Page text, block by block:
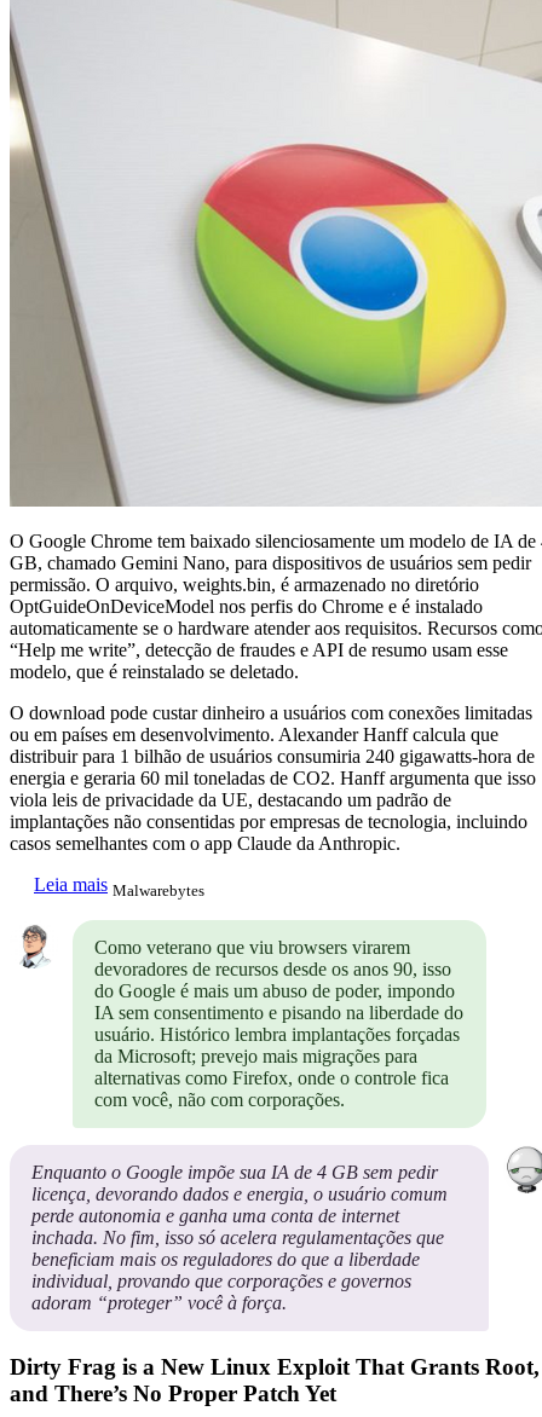
O Google Chrome tem baixado silenciosamente um modelo de IA de
GB, chamado Gemini Nano, para dispositivos de usuários sem pedir
permissão. O arquivo, weights.bin, é armazenado no diretório
OptGuideOnDeviceModel nos perfis do Chrome e é instalado
automaticamente se o hardware atender aos requisitos. Recursos
“Help me write”, detecção de fraudes e API de resumo usam esse
modelo, que é reinstalado se deletado.
O download pode custar dinheiro a usuários com conexões limitadas
ou em países em desenvolvimento. Alexander Hanff calcula que
distribuir para 1 bilhão de usuários consumiria 240 gigawatts-hora de
energia e geraria 60 mil toneladas de CO2. Hanff argumenta que isso
viola leis de privacidade da UE, destacando um padrão de
implantações não consentidas por empresas de tecnologia, incluindo
casos semelhantes com o app Claude da Anthropic.
Leia mais Malwarebytes
Como veterano que viu browsers virarem
devoradores de recursos desde os anos 90, isso
do Google é mais um abuso de poder, impondo
IA sem consentimento e pisando na liberdade do
usuário. Histórico lembra implantações forçadas
da Microsoft; prevejo mais migrações para
alternativas como Firefox, onde o controle fica
com você, não com corporações.
Enquanto o Google impõe sua IA de 4 GB sem pedir
licença, devorando dados e energia, o usuário comum
perde autonomia e ganha uma conta de internet
inchada. No fim, isso só acelera regulamentações que
beneficiam mais os reguladores do que a liberdade
individual, provando que corporações e governos
adoram “proteger” você à força.
Dirty Frag is a New Linux Exploit That Grants Root,
and There’s No Proper Patch Yet